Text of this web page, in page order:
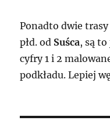
Ponadto dwie
płd. od Suśca, są to
cyfry 1 i 2
podkładu. Lepiej